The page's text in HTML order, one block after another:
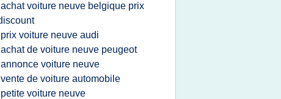
achat voiture neuve belgique prix
prix voiture neuve audi
achat de voiture neuve peugeot
annonce voiture neuve
vente de voiture automobile
petite voiture neuve